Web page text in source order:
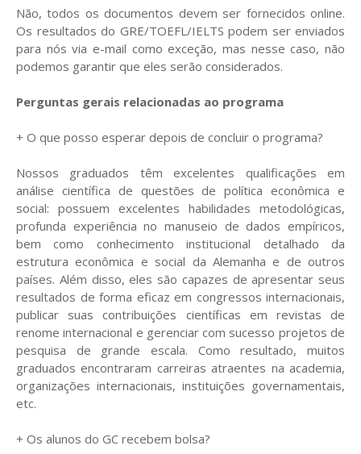
Não, todos os documentos devem ser fornecidos online.
Os resultados do GRE/TOEFL/IELTS podem ser enviados
para nós via e-mail como exceção, mas nesse caso, não
podemos garantir que eles serão considerados.
Perguntas gerais relacionadas ao programa
+ O que posso esperar depois de concluir o programa?
Nossos graduados têm excelentes qualificações em
análise científica de questões de política econômica e
social: possuem excelentes habilidades metodológicas,
profunda experiência no manuseio de dados empíricos,
bem como conhecimento institucional detalhado da
estrutura econômica e social da Alemanha e de outros
países. Além disso, eles são capazes de apresentar seus
resultados de forma eficaz em congressos internacionais,
publicar suas contribuições científicas em revistas de
renome internacional e gerenciar com sucesso projetos de
pesquisa de grande escala. Como resultado, muitos
graduados encontraram carreiras atraentes na academia,
organizações internacionais, instituições governamentais,
etc.
+ Os alunos do GC recebem bolsa?